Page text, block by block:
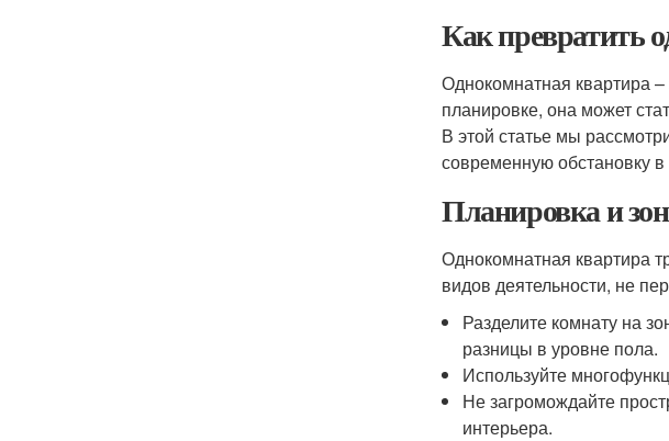
Как превратить
Однокомнатная квартира
планировке, она может
В этой статье мы
современную обстановку
Планировка и
Однокомнатная квартира
видов деятельности, не
Разделите комнату на
разницы в уровне пола.
Используйте
Не загромождайте
интерьера.